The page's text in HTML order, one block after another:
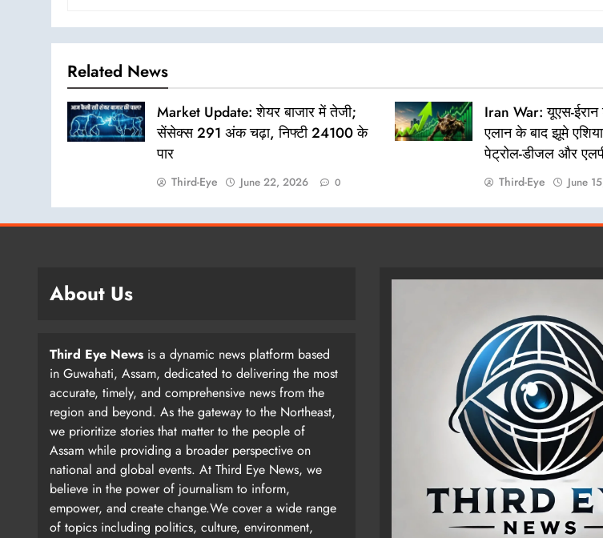
Related News
Market Update: शेयर बाजार में तेजी;
सेंसेक्स 291 अंक चढ़ा, निफ्टी 24100 के
पार
Third-Eye June 22, 2026 0
Iran War: यूएस-
एलान के बाद झूमे
पेट्रोल-डीजल और
Third-Eye June
About Us
Third Eye News is a dynamic news platform based
in Guwahati, Assam, dedicated to delivering the most
accurate, timely, and comprehensive news from the
region and beyond. As the gateway to the Northeast,
we prioritize stories that matter to the people of
Assam while providing a broader perspective on
national and global events. At Third Eye News, we
believe in the power of journalism to inform,
empower, and create change.We cover a wide range
of topics including politics, culture, environment,